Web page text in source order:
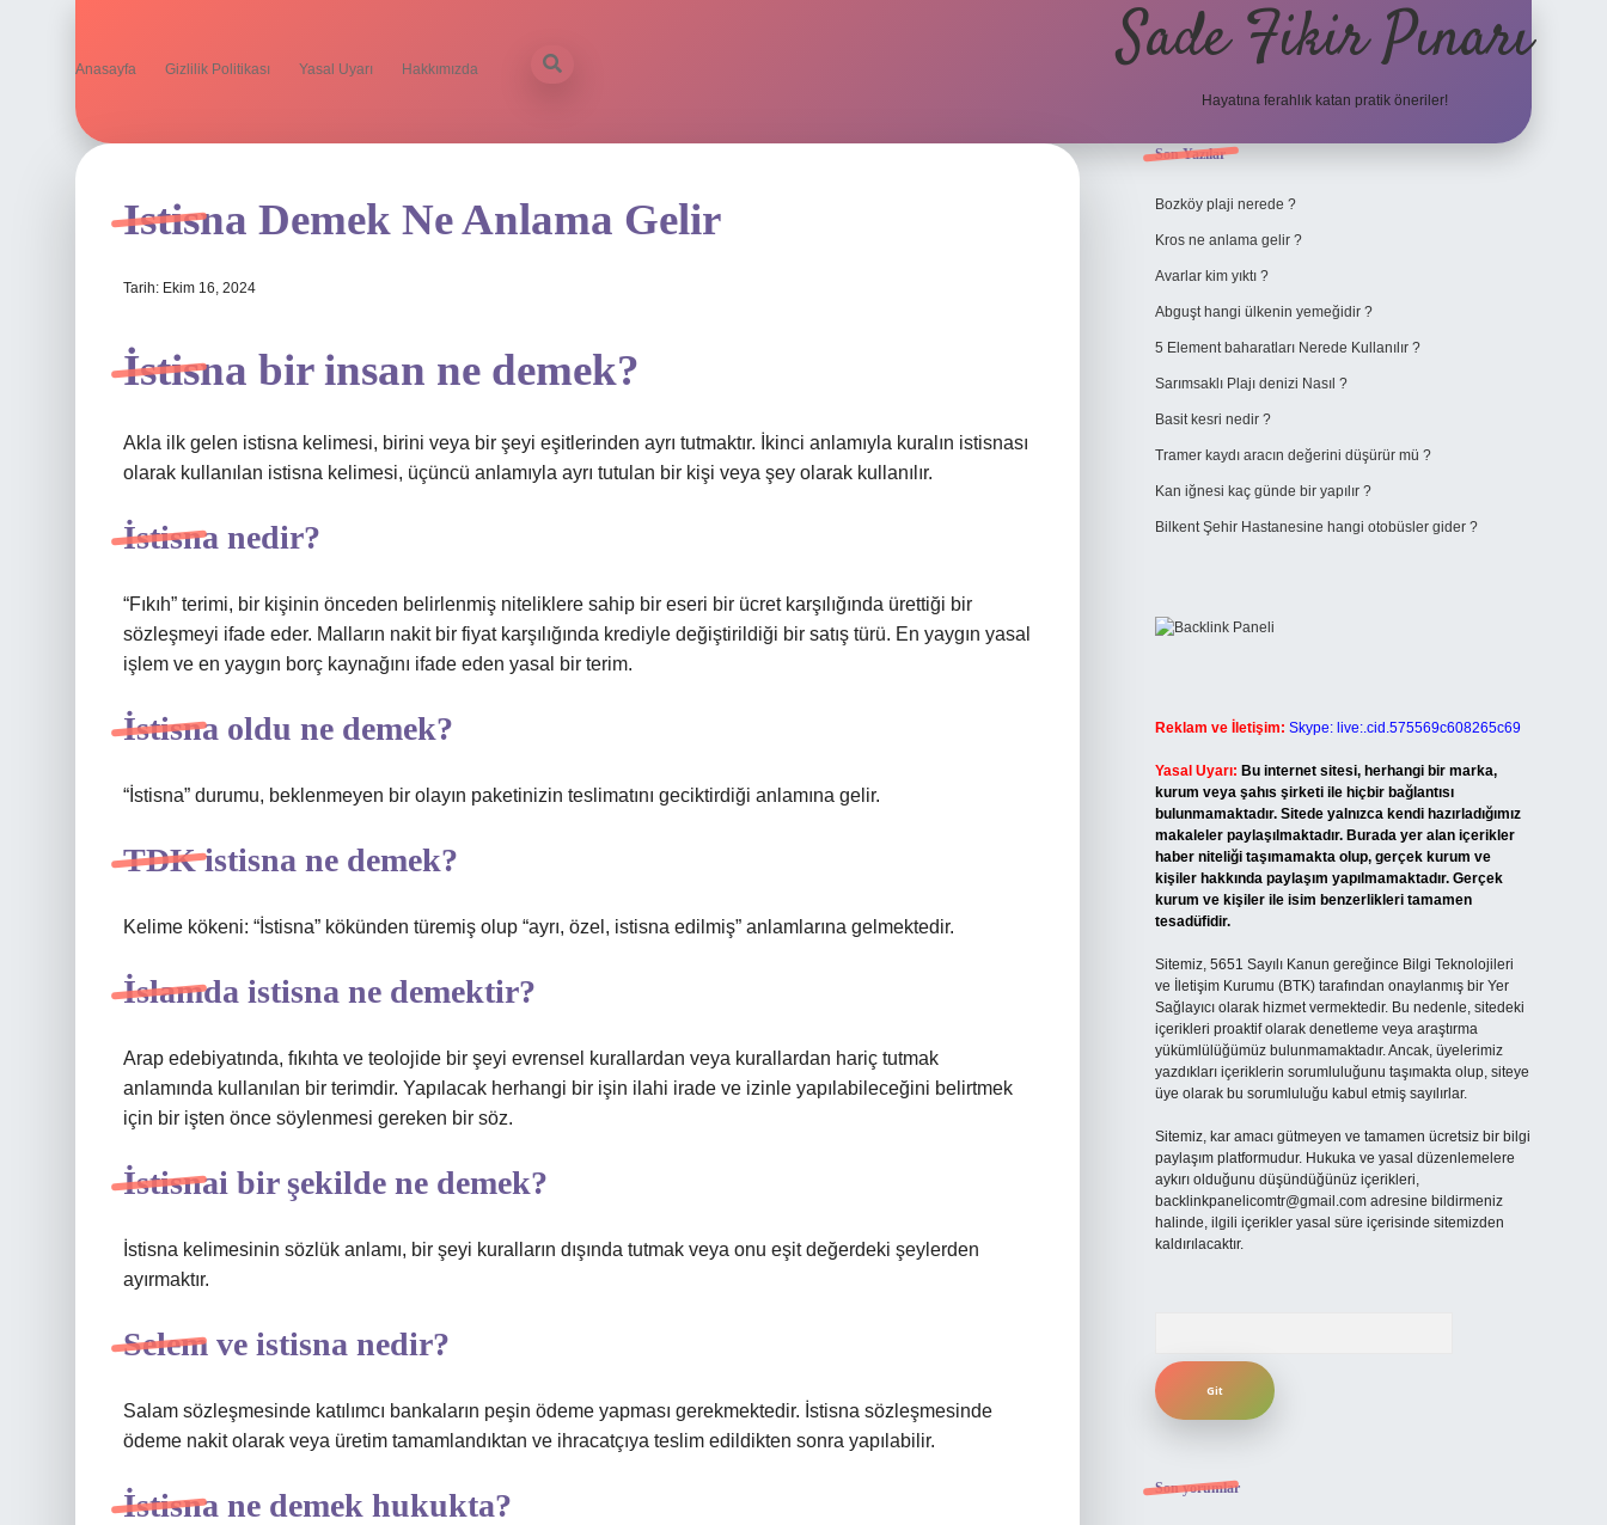
Anasayfa Gizlilik Politikası Yasal Uyarı Hakkımızda Sade Fikir Pınarı
Hayatına ferahlık katan pratik öneriler!
Istisna Demek Ne Anlama Gelir
Tarih: Ekim 16, 2024
İstisna bir insan ne demek?
Akla ilk gelen istisna kelimesi, birini veya bir şeyi eşitlerinden ayrı tutmaktır. İkinci anlamıyla kuralın istisnası
olarak kullanılan istisna kelimesi, üçüncü anlamıyla ayrı tutulan bir kişi veya şey olarak kullanılır.
İstisna nedir?
“Fıkıh” terimi, bir kişinin önceden belirlenmiş niteliklere sahip bir eseri bir ücret karşılığında ürettiği bir
sözleşmeyi ifade eder. Malların nakit bir fiyat karşılığında krediyle değiştirildiği bir satış türü. En yaygın yasal
işlem ve en yaygın borç kaynağını ifade eden yasal bir terim.
İstisna oldu ne demek?
“İstisna” durumu, beklenmeyen bir olayın paketinizin teslimatını geciktirdiği anlamına gelir.
TDK istisna ne demek?
Kelime kökeni: “İstisna” kökünden türemiş olup “ayrı, özel, istisna edilmiş” anlamlarına gelmektedir.
İslamda istisna ne demektir?
Arap edebiyatında, fıkıhta ve teolojide bir şeyi evrensel kurallardan veya kurallardan hariç tutmak
anlamında kullanılan bir terimdir. Yapılacak herhangi bir işin ilahi irade ve izinle yapılabileceğini belirtmek
için bir işten önce söylenmesi gereken bir söz.
İstisnai bir şekilde ne demek?
İstisna kelimesinin sözlük anlamı, bir şeyi kuralların dışında tutmak veya onu eşit değerdeki şeylerden
ayırmaktır.
Selem ve istisna nedir?
Salam sözleşmesinde katılımcı bankaların peşin ödeme yapması gerekmektedir. İstisna sözleşmesinde
ödeme nakit olarak veya üretim tamamlandıktan ve ihracatçıya teslim edildikten sonra yapılabilir.
İstisna ne demek hukukta?
Sidebar
Son Yazılar
Bozköy plaji nerede ?
Kros ne anlama gelir ?
Avarlar kim yıktı ?
Abguşt hangi ülkenin yemeğidir ?
5 Element baharatları Nerede Kullanılır ?
Sarımsaklı Plajı denizi Nasıl ?
Basit kesri nedir ?
Tramer kaydı aracın değerini düşürür mü ?
Kan iğnesi kaç günde bir yapılır ?
Bilkent Şehir Hastanesine hangi otobüsler gider ?
Reklam ve İletişim: Skype: live:.cid.575569c608265c69
Yasal Uyarı: Bu internet sitesi, herhangi bir marka,
kurum veya şahıs şirketi ile hiçbir bağlantısı
bulunmamaktadır. Sitede yalnızca kendi hazırladığımız
makaleler paylaşılmaktadır. Burada yer alan içerikler
haber niteliği taşımamakta olup, gerçek kurum ve
kişiler hakkında paylaşım yapılmamaktadır. Gerçek
kurum ve kişiler ile isim benzerlikleri tamamen
tesadüfidir.
Sitemiz, 5651 Sayılı Kanun gereğince Bilgi Teknolojileri
ve İletişim Kurumu (BTK) tarafından onaylanmış bir Yer
Sağlayıcı olarak hizmet vermektedir. Bu nedenle, sitedeki
içerikleri proaktif olarak denetleme veya araştırma
yükümlülüğümüz bulunmamaktadır. Ancak, üyelerimiz
yazdıkları içeriklerin sorumluluğunu taşımakta olup, siteye
üye olarak bu sorumluluğu kabul etmiş sayılırlar.
Sitemiz, kar amacı gütmeyen ve tamamen ücretsiz bir bilgi
paylaşım platformudur. Hukuka ve yasal düzenlemelere
aykırı olduğunu düşündüğünüz içerikleri,
backlinkpanelicomtr@gmail.comadresine bildirmeniz
halinde, ilgili içerikler yasal süre içerisinde sitemizden
kaldırılacaktır.
Son yorumlar